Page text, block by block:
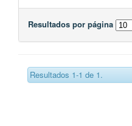
Resultados por página
Resultados 1-1 de 1.